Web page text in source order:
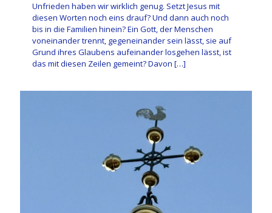
Unfrieden haben wir wirklich genug. Setzt Jesus mit
diesen Worten noch eins drauf? Und dann auch noch
bis in die Familien hinein? Ein Gott, der Menschen
voneinander trennt, gegeneinander sein lässt, sie auf
Grund ihres Glaubens aufeinander losgehen lässt, ist
das mit diesen Zeilen gemeint? Davon […]